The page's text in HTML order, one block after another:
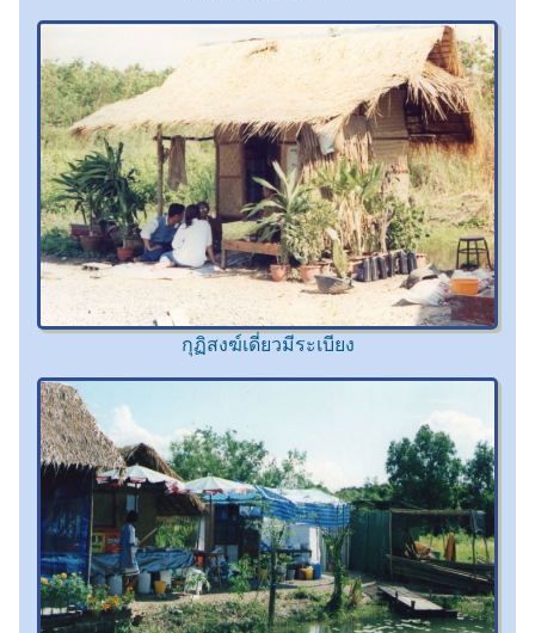
กุฏิสงฆ์เดี่ยวมีระเบียง